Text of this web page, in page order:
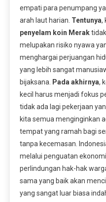
empati para penumpang
arah laut harian. Tentunya,
penyelam koin Merak
melupakan risiko nyawa
menghargai perjuangan
yang lebih sangat
bijaksana.
Pada akhirnya,
kecil harus menjadi fokus
tidak ada lagi pekerjaan
kita semua menginginkan
tempat yang ramah bagi
tanpa kecemasan.
melalui penguatan
perlindungan hak-hak
sama yang baik akan
yang sangat luar biasa